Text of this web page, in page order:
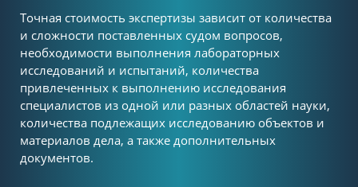
Точная стоимость экспертизы зависит от количества
и сложности поставленных судом вопросов,
необходимости выполнения лабораторных
исследований и испытаний, количества
привлеченных к выполнению исследования
специалистов из одной или разных областей науки,
количества подлежащих исследованию объектов и
материалов дела, а также дополнительных
документов.